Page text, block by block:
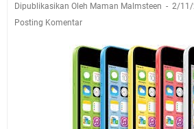
Dipublikasikan Oleh Maman Malmsteen
2/11/
Posting Komentar